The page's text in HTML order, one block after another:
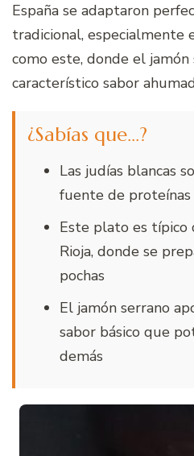
España se adaptaron
tradicional, especialmente
como este, donde el
característico sabor
¿Sabías que…?
Las judías blancas
fuente de
Este plato es típico
Rioja, donde se
pochas
El jamón serrano
sabor básico que
demás